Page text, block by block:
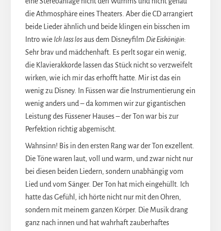
die Athmosphäre eines Theaters. Aber die CD arrangiert
beide Lieder ähnlich und beide klingen ein bisschen im
Intro wie Ich lass losaus dem Disneyfilm Die Eiskönigin:
Sehr brav und mädchenhaft. Es perlt sogar ein wenig,
die Klavierakkorde lassen das Stück nicht so verzweifelt
wirken, wie ich mir das erhofft hatte. Mir ist das ein
wenig zu Disney. In Füssen war die Instrumentierung ein
wenig anders und – da kommen wir zur gigantischen
Leistung des Füssener Hauses – der Ton war bis zur
Perfektion richtig abgemischt.
Wahnsinn! Bis in den ersten Rang war der Ton exzellent.
Die Töne waren laut, voll und warm, und zwar nicht nur
bei diesen beiden Liedern, sondern unabhängig vom
Lied und vom Sänger. Der Ton hat mich eingehüllt. Ich
hatte das Gefühl, ich hörte nicht nur mit den Ohren,
sondern mit meinem ganzen Körper. Die Musik drang
ganz nach innen und hat wahrhaft zauberhaftes